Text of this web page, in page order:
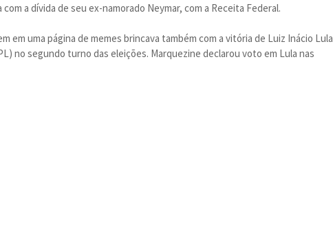
a dívida de seu ex-namorado Neymar, com a Receita Federal.
em uma página de memes brincava também com a vitória de Luiz Inácio Lula
no segundo turno das eleições. Marquezine declarou voto em Lula nas